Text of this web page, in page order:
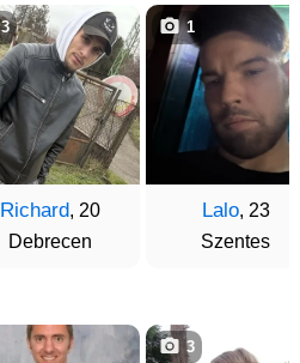
Richard, 20
Debrecen
3
Lalo, 23
Szentes
1
3